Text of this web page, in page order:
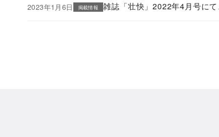
2023年1月6日 掲載情報 雑誌「壮快」2022年4月号に